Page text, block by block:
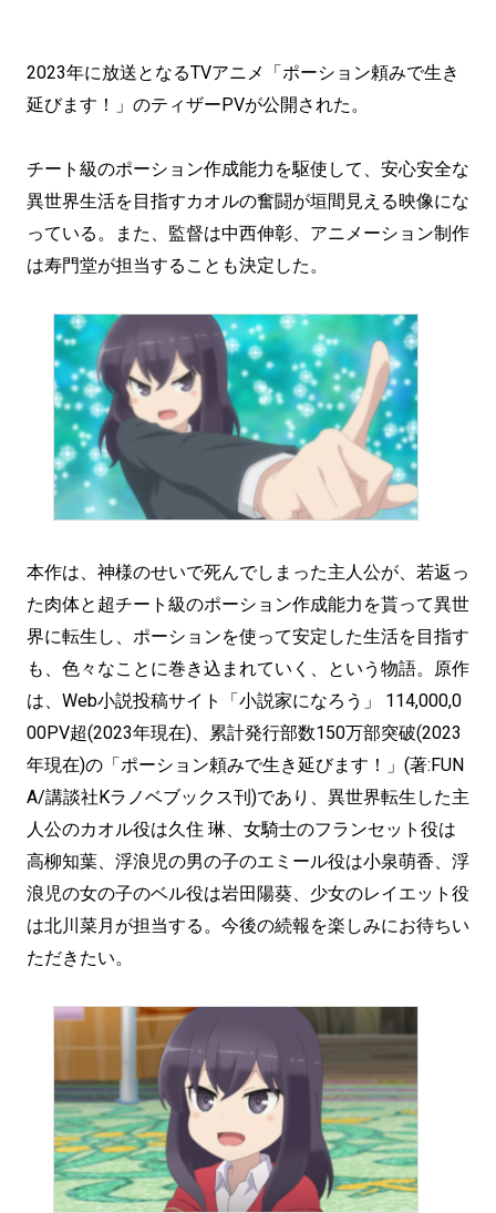
2023年に放送となるTVアニメ「ポーション頼みで生き
延びます！」のティザーPVが公開された。
チート級のポーション作成能力を駆使して、安心安全な
異世界生活を目指すカオルの奮闘が垣間見える映像にな
っている。また、監督は中西伸彰、アニメーション制作
は寿門堂が担当することも決定した。
本作は、神様のせいで死んでしまった主人公が、若返っ
た肉体と超チート級のポーション作成能力を貰って異世
界に転生し、ポーションを使って安定した生活を目指す
も、色々なことに巻き込まれていく、という物語。原作
は、Web小説投稿サイト「小説家になろう」 114,000,0
00PV超(2023年現在)、累計発行部数150万部突破(2023
年現在)の「ポーション頼みで生き延びます！」(著:FUN
A/講談社Kラノベブックス刊)であり、異世界転生した主
人公のカオル役は久住 琳、女騎士のフランセット役は
高柳知葉、浮浪児の男の子のエミール役は小泉萌香、浮
浪児の女の子のベル役は岩田陽葵、少女のレイエット役
は北川菜月が担当する。今後の続報を楽しみにお待ちい
ただきたい。